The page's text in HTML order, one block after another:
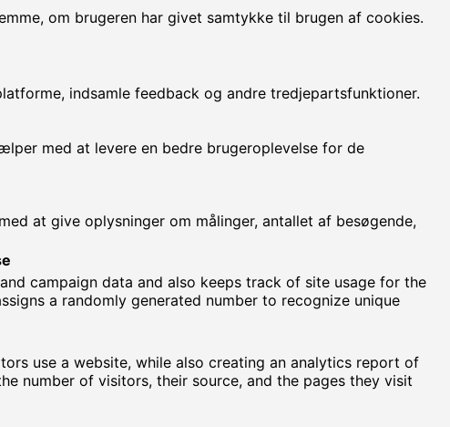
om brugeren har givet samtykke til brugen af cookies.
indsamle feedback og andre tredjepartsfunktioner.
med at levere en bedre brugeroplevelse for de
at give oplysninger om målinger, antallet af besøgende,
campaign data and also keeps track of site usage for the
a randomly generated number to recognize unique
use a website, while also creating an analytics report of
number of visitors, their source, and the pages they visit